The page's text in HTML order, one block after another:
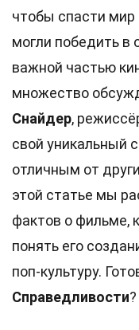
чтобы спасти мир
могли победить в
важной частью
множество
Снайдер,
свой уникальный
отличным от
этой статье мы
фактов о фильме,
понять его
поп-культуру.
Справедливости